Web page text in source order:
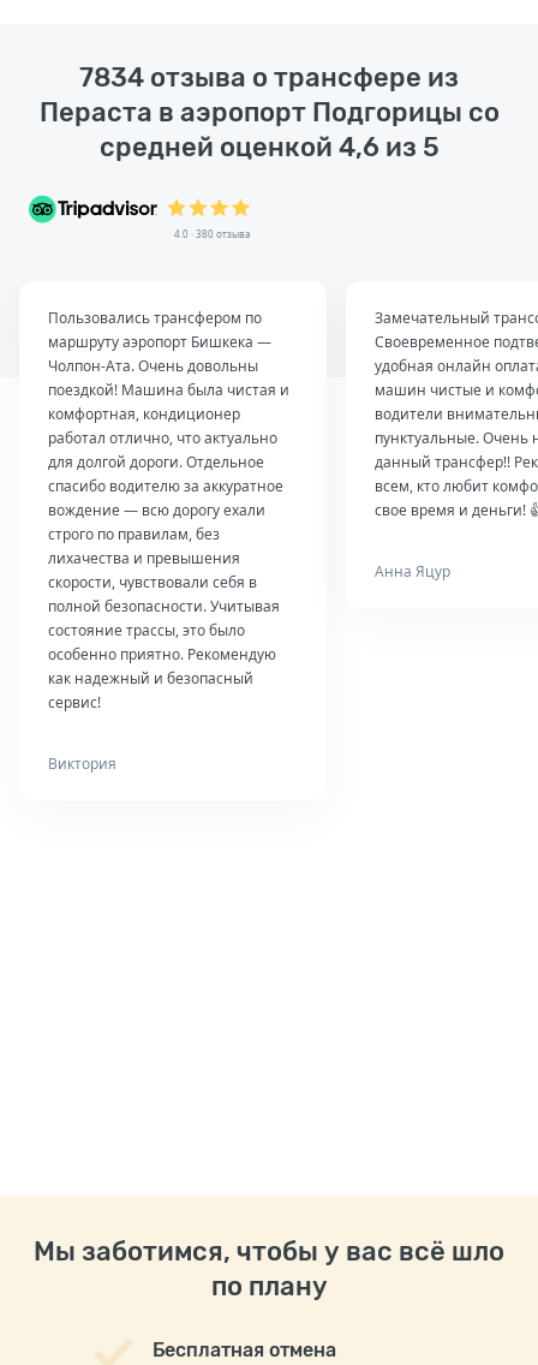
7834 отзыва о трансфере из
Пераста в аэропорт Подгорицы со
средней оценкой 4,6 из 5
4.0 · 380 отзыва
Пользовались трансфером по
маршруту аэропорт Бишкека —
Чолпон-Ата. Очень довольны
поездкой! Машина была чистая и
комфортная, кондиционер
работал отлично, что актуально
для долгой дороги. Отдельное
спасибо водителю за аккуратное
вождение — всю дорогу ехали
строго по правилам, без
лихачества и превышения
скорости, чувствовали себя в
полной безопасности. Учитывая
состояние трассы, это было
особенно приятно. Рекомендую
как надежный и безопасный
сервис!
Виктория
Замечательный
Своевременное
удобная онлайн
машин чистые и
водители
пунктуальные. Очень
данный трансфер!!
всем, кто любит
свое время и деньги!
Анна Яцур
Мы заботимся, чтобы у вас всё шло
по плану
Бесплатная отмена